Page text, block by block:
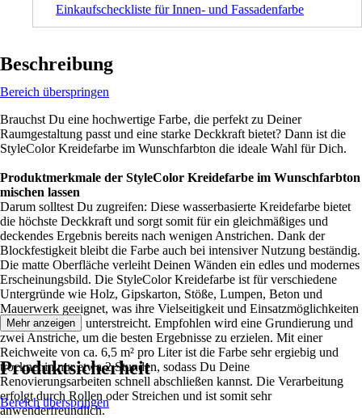
Einkaufscheckliste für Innen- und Fassadenfarbe
Beschreibung
Bereich überspringen
Brauchst Du eine hochwertige Farbe, die perfekt zu Deiner
Raumgestaltung passt und eine starke Deckkraft bietet? Dann ist die
StyleColor Kreidefarbe im Wunschfarbton die ideale Wahl für Dich.
Produktmerkmale der StyleColor Kreidefarbe im Wunschfarbton
mischen lassen
Darum solltest Du zugreifen: Diese wasserbasierte Kreidefarbe bietet
die höchste Deckkraft und sorgt somit für ein gleichmäßiges und
deckendes Ergebnis bereits nach wenigen Anstrichen. Dank der
Blockfestigkeit bleibt die Farbe auch bei intensiver Nutzung beständig.
Die matte Oberfläche verleiht Deinen Wänden ein edles und modernes
Erscheinungsbild. Die StyleColor Kreidefarbe ist für verschiedene
Untergründe wie Holz, Gipskarton, Stöße, Lumpen, Beton und
Mauerwerk geeignet, was ihre Vielseitigkeit und Einsatzmöglichkeiten
im Innenbereich unterstreicht. Empfohlen wird eine Grundierung und
zwei Anstriche, um die besten Ergebnisse zu erzielen. Mit einer
Reichweite von ca. 6,5 m² pro Liter ist die Farbe sehr ergiebig und
trocknet in nur etwa 2 Stunden, sodass Du Deine
Renovierungsarbeiten schnell abschließen kannst. Die Verarbeitung
erfolgt durch Rollen oder Streichen und ist somit sehr
anwenderfreundlich.
Mehr anzeigen
Produktsicherheit
Bereich überspringen